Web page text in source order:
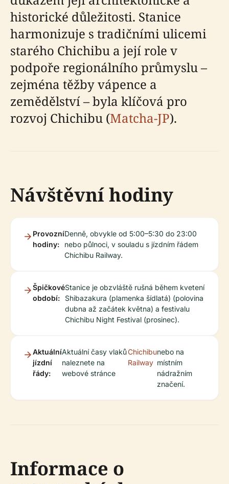
historické důležitosti. Stanice
harmonizuje s tradičními ulicemi
starého Chichibu a její role v
podpoře regionálního průmyslu –
zejména těžby vápence a
zemědělství – byla klíčová pro
rozvoj Chichibu (Matcha-JP).
Návštěvní hodiny
Provozní
hodiny:
Denně, obvykle od 5:00–5:30 do 23:00
nebo půlnoci, v souladu s jízdním řádem
Chichibu Railway.
Špičkové
období:
Stanice je obzvláště rušná během kvetení
Shibazakura (plamenka šídlatá) (polovina
dubna až začátek května) a festivalu
Chichibu Night Festival (prosinec).
Aktuální
jízdní
řády:
Aktuální časy vlaků
naleznete na
webové stránce
Chichibu
Railway
nebo na
místním
nádražním
značení.
Informace o